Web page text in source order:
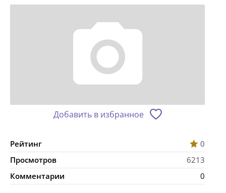
Добавить в избранное
Рейтинг
0
Просмотров
6213
Комментарии
0